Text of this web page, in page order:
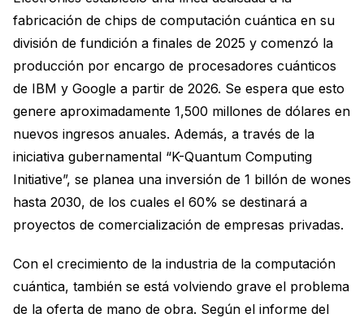
fabricación de chips de computación cuántica en su
división de fundición a finales de 2025 y comenzó la
producción por encargo de procesadores cuánticos
de IBM y Google a partir de 2026. Se espera que esto
genere aproximadamente 1,500 millones de dólares en
nuevos ingresos anuales. Además, a través de la
iniciativa gubernamental “K-Quantum Computing
Initiative”, se planea una inversión de 1 billón de wones
hasta 2030, de los cuales el 60% se destinará a
proyectos de comercialización de empresas privadas.
Con el crecimiento de la industria de la computación
cuántica, también se está volviendo grave el problema
de la oferta de mano de obra. Según el informe del